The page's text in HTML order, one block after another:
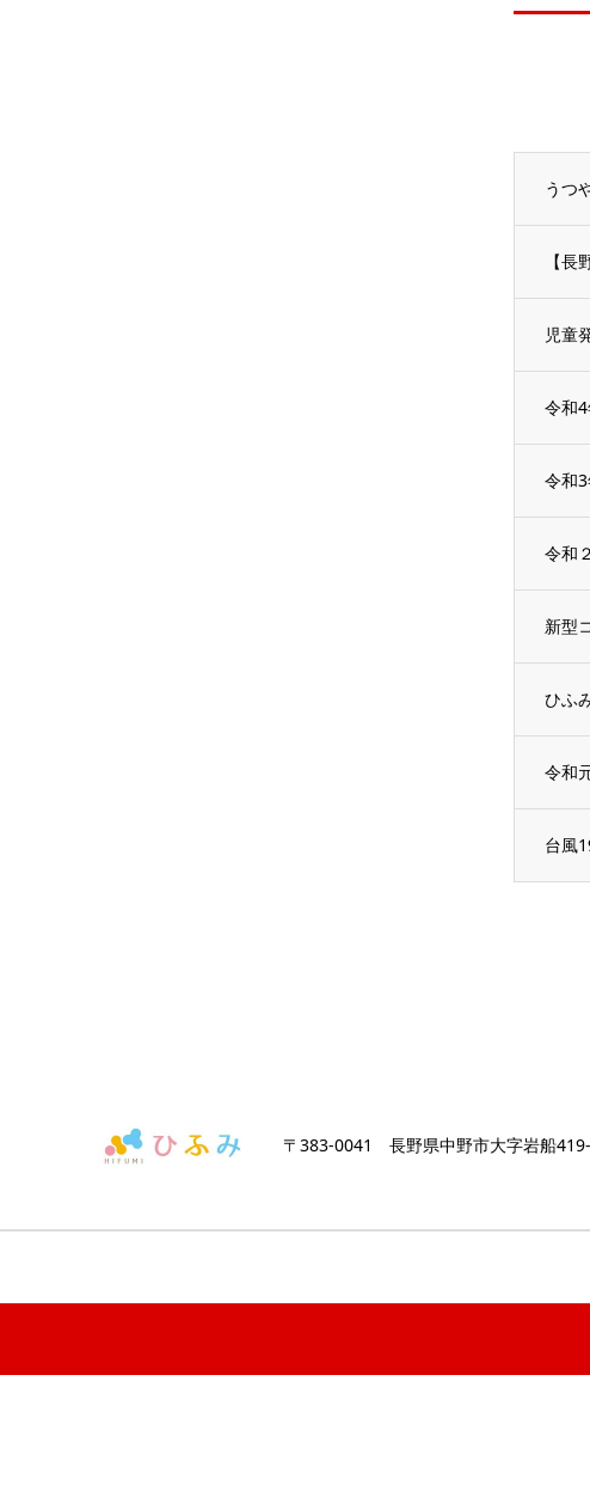
うつ
【
児童
令和
令和
令和
新型
ひふ
令和
台風
〒383-0041 長野県中野市大字岩船